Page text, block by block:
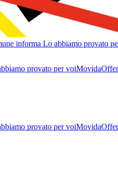
informa Lo abbiamo provato
provato per voiMovida
provato per voiMovida